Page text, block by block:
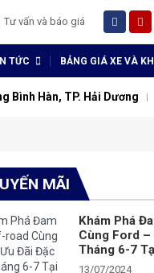
Tư vấn và báo giá
TỨC BẢNG GIÁ XE VÀ
Bình Hàn, TP. Hải Dương
MÃI
Khám Phá
Cùng Ford
Tháng 6-7
13/07/2024